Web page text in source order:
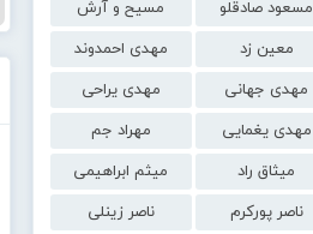
مسعود صادقلو
مسیح و آرش
معین زد
مهدی احمدوند
مهدی جهانی
مهدی یراحی
مهدی یغمایی
مهراد جم
میثاق راد
میثم ابراهیمی
ناصر پورکرم
ناصر زینلی